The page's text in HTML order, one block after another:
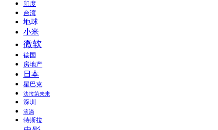
印度
台湾
地球
小米
微软
德国
房地产
日本
星巴克
法拉第未来
深圳
滴滴
特斯拉